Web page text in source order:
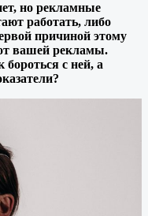
но рекламные
работать, либо
причиной этому
от вашей рекламы.
с ней, а